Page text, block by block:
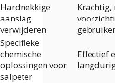
Hardnekkige
aanslag
verwijderen
Krachtig,
Specifieke
chemische
oplossingen voor
salpeter
Effectief